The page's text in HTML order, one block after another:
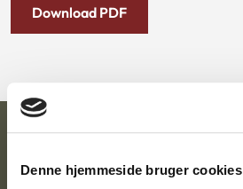
Denne hjemmeside bruger cookies
Download PDF
Postadresse: